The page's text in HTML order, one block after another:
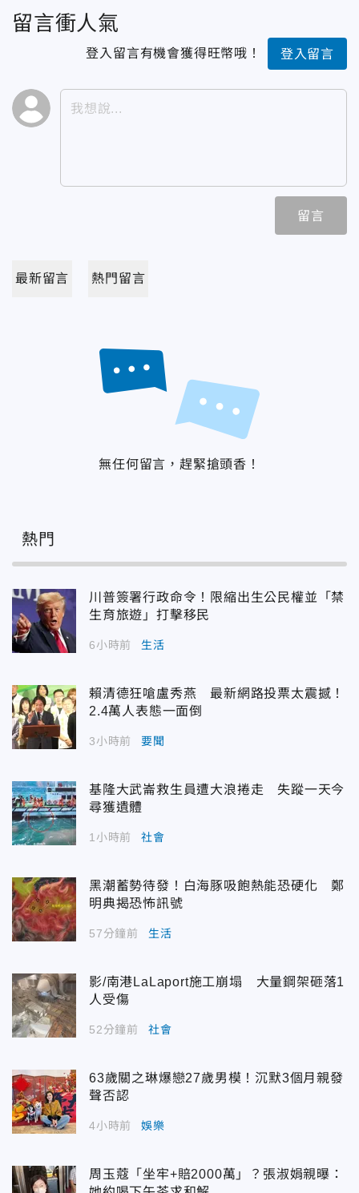
留言衝人氣
登入留言有機會獲得旺幣哦！ 登入留言
留言
最新留言 熱門留言
無任何留言，趕緊搶頭香！
熱門
川普簽署行政命令！限縮出生公民權並「禁
生育旅遊」打擊移民
6小時前 生活
賴清德狂嗆盧秀燕 最新網路投票太震撼！
2.4萬人表態一面倒
3小時前 要聞
基隆大武崙救生員遭大浪捲走 失蹤一天今
尋獲遺體
1小時前 社會
黑潮蓄勢待發！白海豚吸飽熱能恐硬化 鄭
明典揭恐怖訊號
57分鐘前 生活
影/南港LaLaport施工崩塌 大量鋼架砸落1
人受傷
52分鐘前 社會
63歲關之琳爆戀27歲男模！沉默3個月親發
聲否認
4小時前 娛樂
周玉蔻「坐牢+賠2000萬」？張淑娟親曝：